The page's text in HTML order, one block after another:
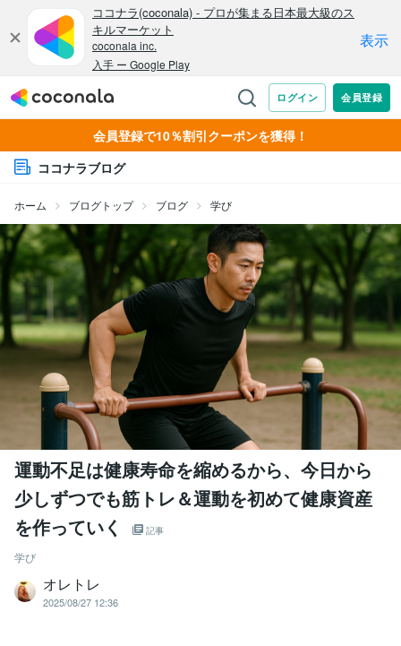
会員登録で10％割引クーポンを獲得！
ココナラブログ
ホーム ブログトップ ブログ 学び
運動不足は健康寿命を縮めるから、今日から
少しずつでも筋トレ＆運動を初めて健康資産
を作っていく
記事
学び
オレトレ
2025/08/27 12:36